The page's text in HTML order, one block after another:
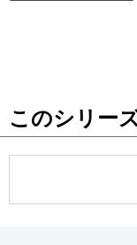
東京
このシリー